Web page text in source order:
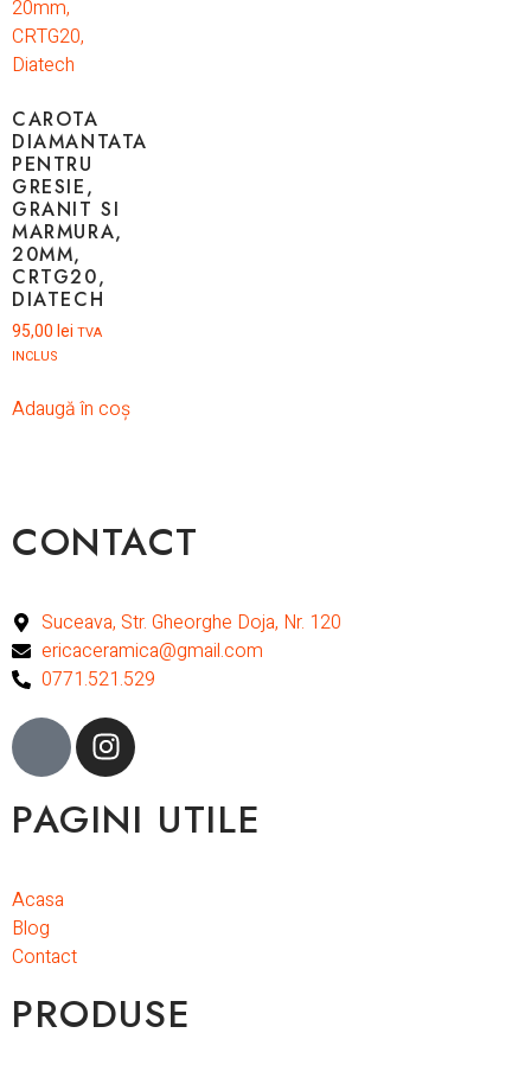
CAROTA
DIAMANTATA
PENTRU
GRESIE,
GRANIT SI
MARMURA,
20MM,
CRTG20,
DIATECH
95,00 lei TVA
INCLUS
Adaugă în coș
CONTACT
Suceava, Str. Gheorghe Doja, Nr. 120
ericaceramica@gmail.com
0771.521.529
PAGINI UTILE
Acasa
Blog
Contact
PRODUSE